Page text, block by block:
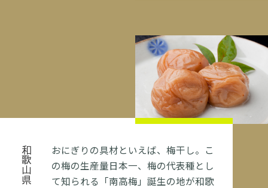
和歌山県
おにぎりの具材といえば、梅干し。こ
の梅の生産量日本一、梅の代表種とし
て知られる「南高梅」誕生の地が和歌